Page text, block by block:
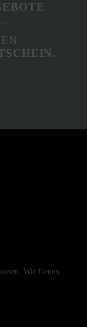
Wir freuen